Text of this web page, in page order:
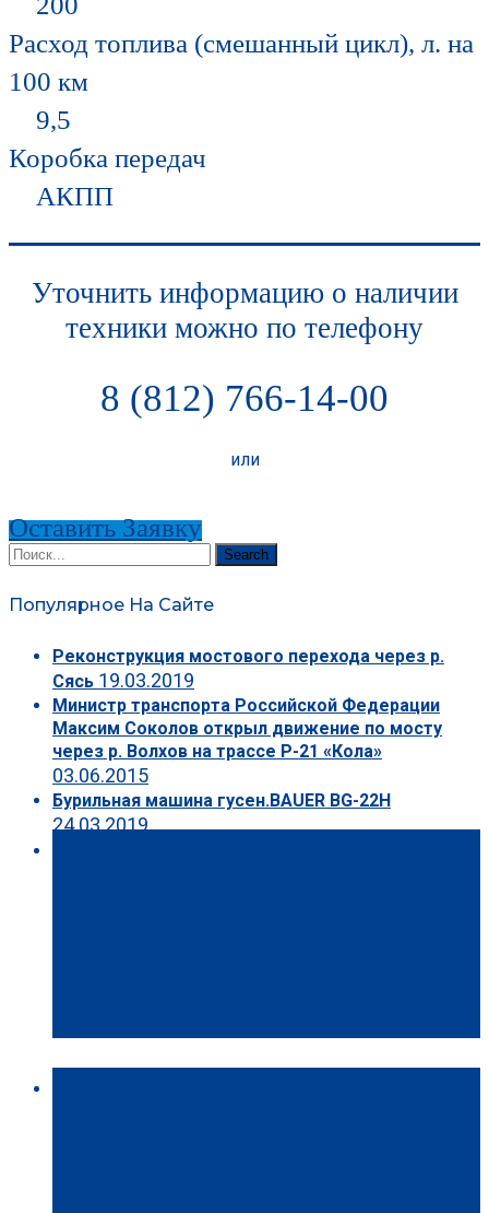
Расход топлива (смешанный цикл), л. на
100 км
9,5
Коробка передач
АКПП
Уточнить информацию о наличии
техники можно по телефону
8 (812) 766-14-00
или
Оставить Заявку
Search
Популярное На Сайте
Реконструкция мостового перехода через р.
Сясь 19.03.2019
Министр транспорта Российской Федерации
Максим Соколов открыл движение по мосту
через р. Волхов на трассе Р-21 «Кола»
03.06.2015
Бурильная машина гусен.BAUER BG-22H
24.03.2019